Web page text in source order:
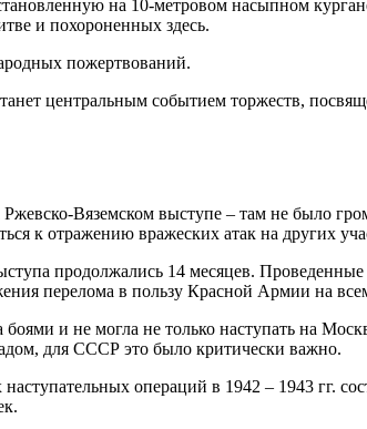
на 10-метровом насыпном
и похороненных здесь.
пожертвований.
центральным событием торжеств,
Вяземском выступе – там не было
к отражению вражеских атак на других
продолжались 14 месяцев.
перелома в пользу Красной Армии на
и не могла не только наступать на
для СССР это было критически важно.
операций в 1942 – 1943 гг.